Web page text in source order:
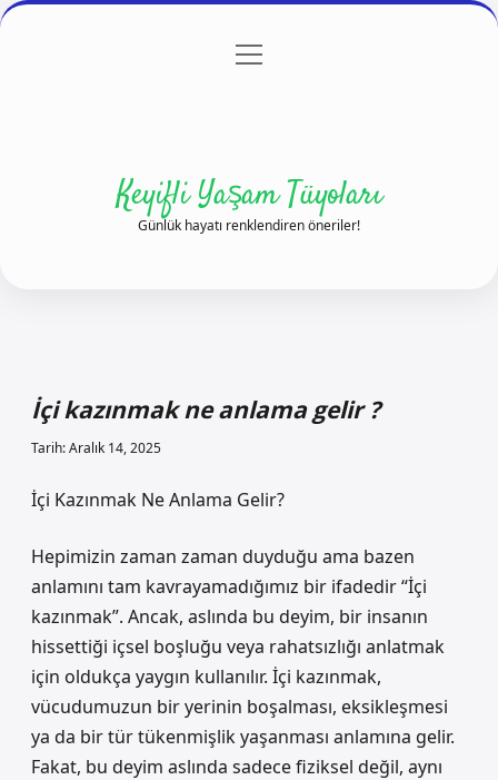
Gizlilik Politikası
menüyü
Keyifli Yaşam Tüyoları
Günlük hayatı renklendiren öneriler!
İçi kazınmak ne anlama gelir ?
Tarih: Aralık 14, 2025
İçi Kazınmak Ne Anlama Gelir?
Hepimizin zaman zaman duyduğu ama bazen
anlamını tam kavrayamadığımız bir ifadedir “İçi
kazınmak”. Ancak, aslında bu deyim, bir insanın
hissettiği içsel boşluğu veya rahatsızlığı anlatmak
için oldukça yaygın kullanılır. İçi kazınmak,
vücudumuzun bir yerinin boşalması, eksikleşmesi
ya da bir tür tükenmişlik yaşanması anlamına gelir.
Fakat, bu deyim aslında sadece fiziksel değil, aynı